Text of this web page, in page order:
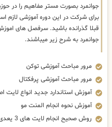
جوانمرد بصورت مستر مفاهیم را در
برای شرکت در این دوره آموزشی
قبلا گذرانده باشید. سرفصل های
جوانمرد به شرح زیر میباشند.
مرور مباحث آموزشی توکن
مرور مباحث آموزشی پرفکتال
آموزش استاندارد جدید انواع لایت
آموزش نحوه انجام المنت مو
روش صحیح انجام لایت های 3 یعدی